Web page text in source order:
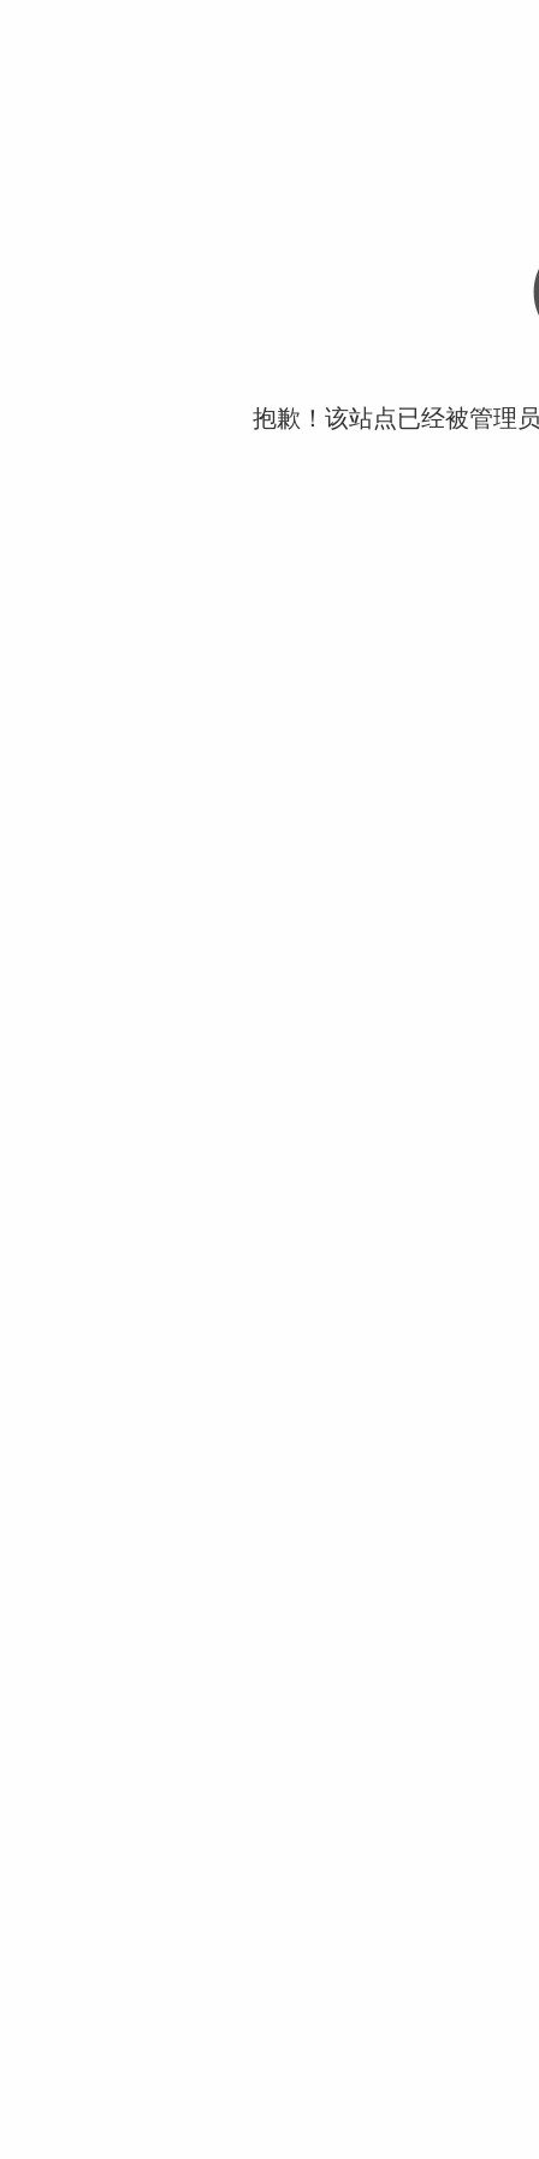
抱歉！该站点已经被管理